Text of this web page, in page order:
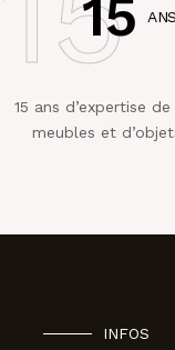
15 ANS
15 ans d’expertise
meubles et
INFOS